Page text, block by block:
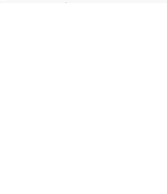
franquicias